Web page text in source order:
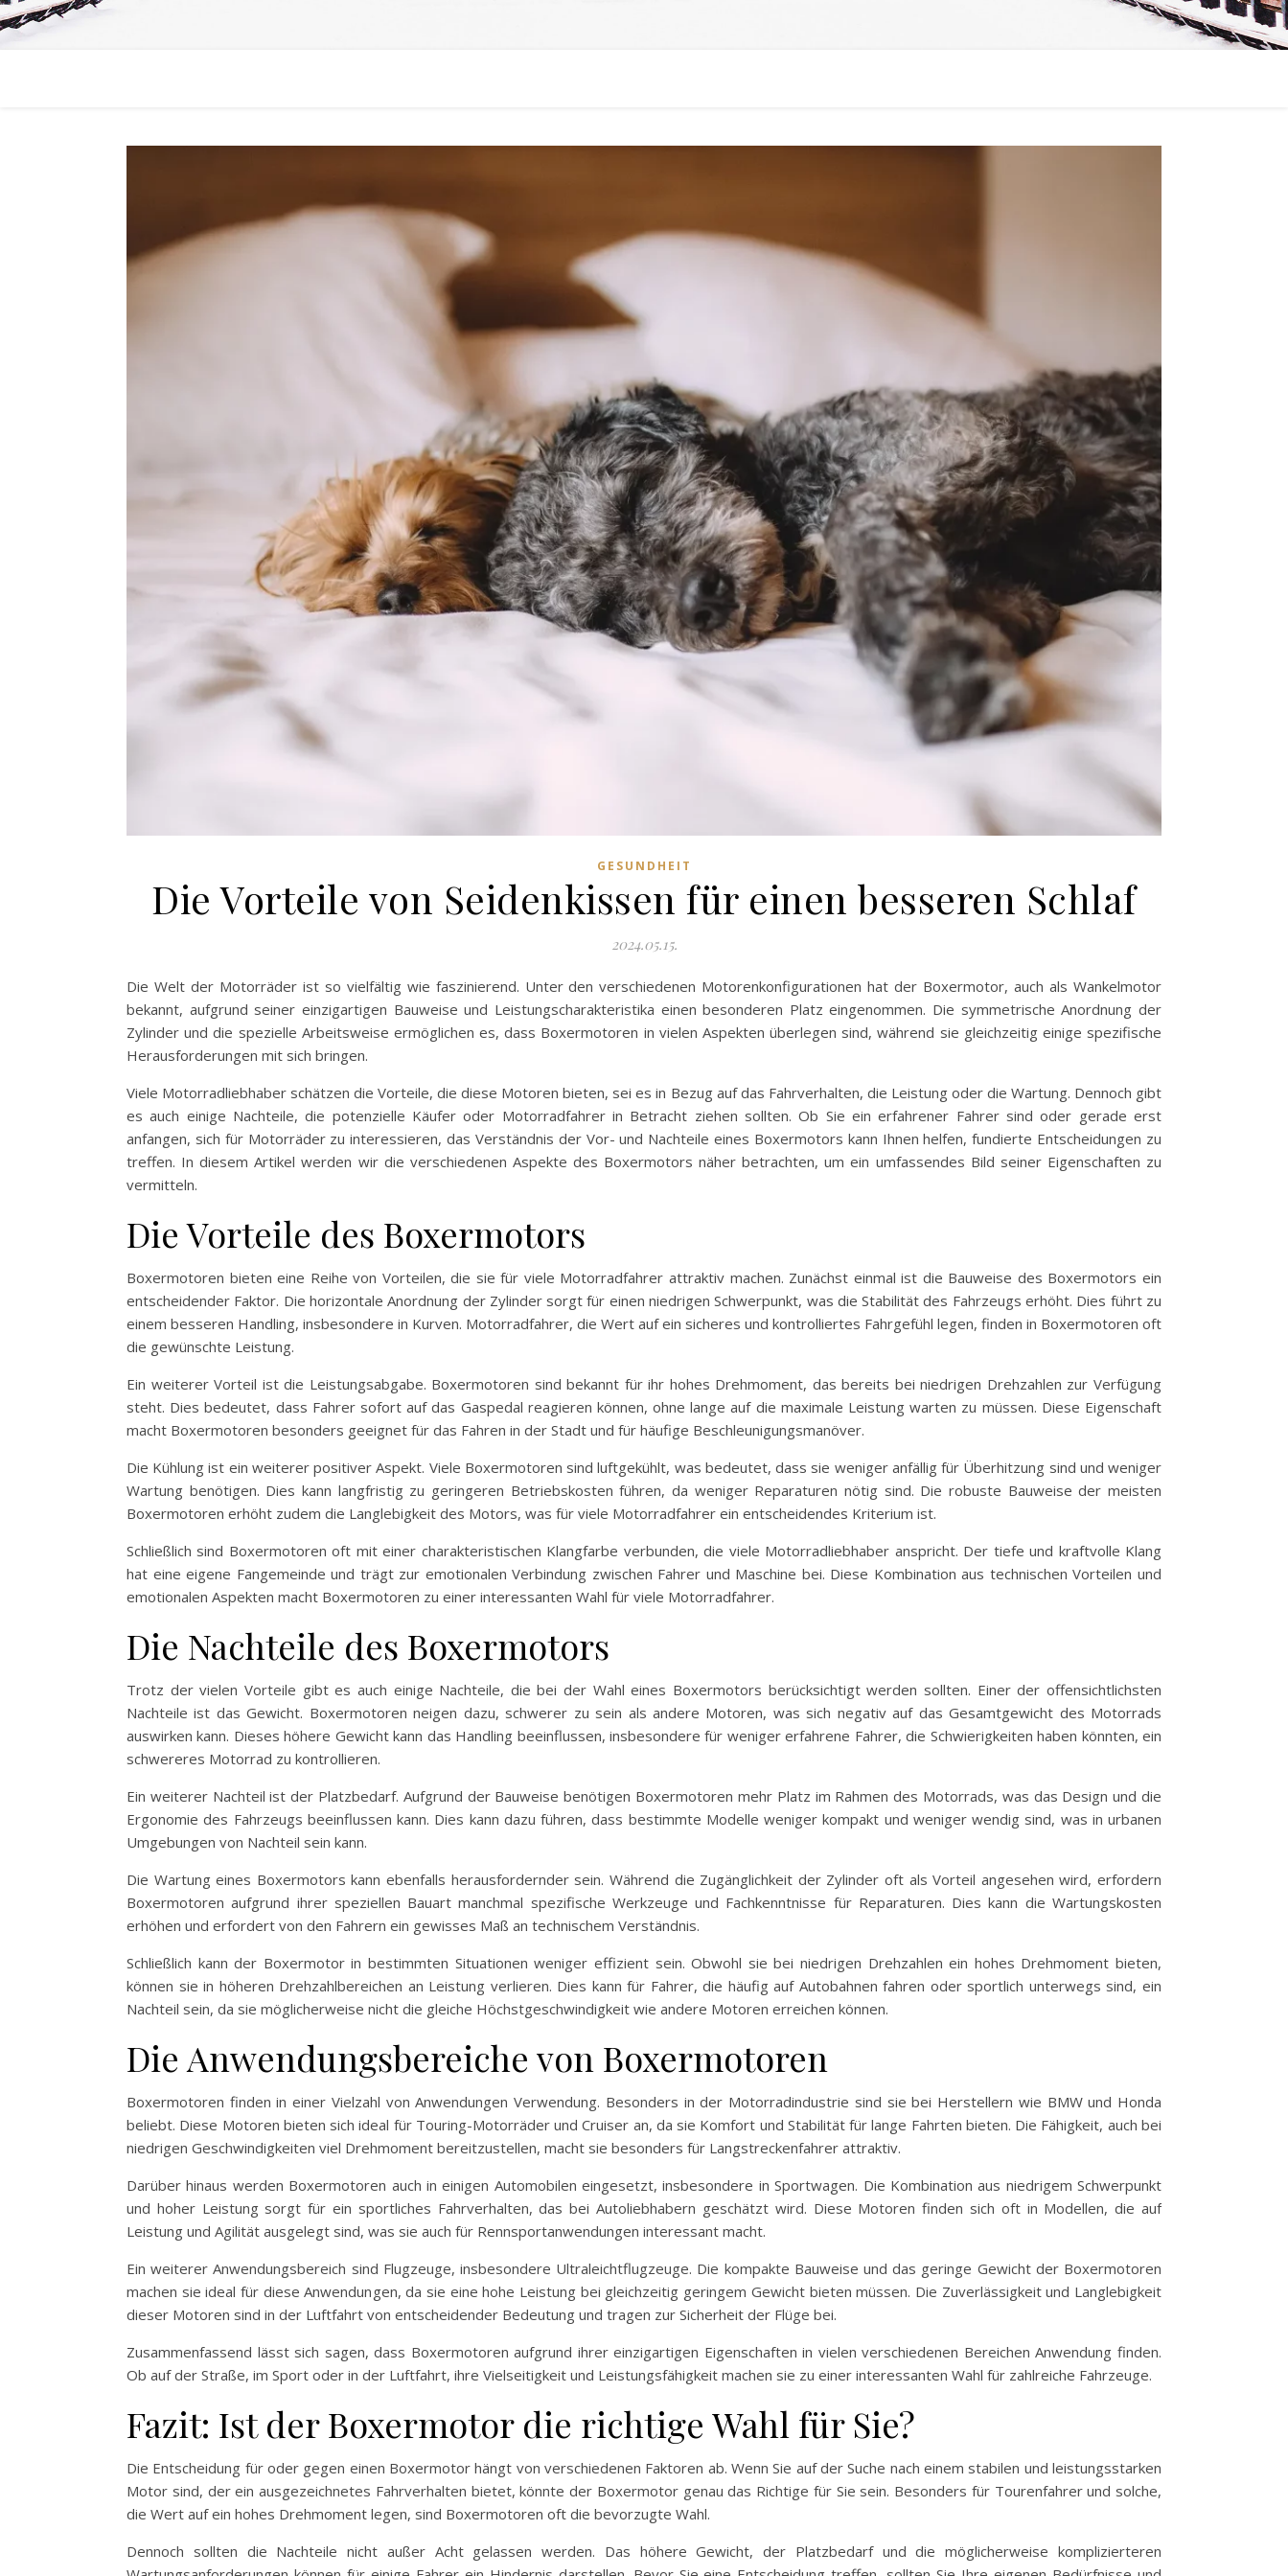
GESUNDHEIT
Die Vorteile von Seidenkissen für einen besseren Schlaf
2024.05.15.
Die Welt der Motorräder ist so vielfältig wie faszinierend. Unter den verschiedenen Motorenkonfigurationen hat der Boxermotor, auch als Wankelmotor
bekannt, aufgrund seiner einzigartigen Bauweise und Leistungscharakteristika einen besonderen Platz eingenommen. Die symmetrische Anordnung der
Zylinder und die spezielle Arbeitsweise ermöglichen es, dass Boxermotoren in vielen Aspekten überlegen sind, während sie gleichzeitig einige spezifische
Herausforderungen mit sich bringen.
Viele Motorradliebhaber schätzen die Vorteile, die diese Motoren bieten, sei es in Bezug auf das Fahrverhalten, die Leistung oder die Wartung. Dennoch gibt
es auch einige Nachteile, die potenzielle Käufer oder Motorradfahrer in Betracht ziehen sollten. Ob Sie ein erfahrener Fahrer sind oder gerade erst
anfangen, sich für Motorräder zu interessieren, das Verständnis der Vor- und Nachteile eines Boxermotors kann Ihnen helfen, fundierte Entscheidungen zu
treffen. In diesem Artikel werden wir die verschiedenen Aspekte des Boxermotors näher betrachten, um ein umfassendes Bild seiner Eigenschaften zu
vermitteln.
Die Vorteile des Boxermotors
Boxermotoren bieten eine Reihe von Vorteilen, die sie für viele Motorradfahrer attraktiv machen. Zunächst einmal ist die Bauweise des Boxermotors ein
entscheidender Faktor. Die horizontale Anordnung der Zylinder sorgt für einen niedrigen Schwerpunkt, was die Stabilität des Fahrzeugs erhöht. Dies führt zu
einem besseren Handling, insbesondere in Kurven. Motorradfahrer, die Wert auf ein sicheres und kontrolliertes Fahrgefühl legen, finden in Boxermotoren oft
die gewünschte Leistung.
Ein weiterer Vorteil ist die Leistungsabgabe. Boxermotoren sind bekannt für ihr hohes Drehmoment, das bereits bei niedrigen Drehzahlen zur Verfügung
steht. Dies bedeutet, dass Fahrer sofort auf das Gaspedal reagieren können, ohne lange auf die maximale Leistung warten zu müssen. Diese Eigenschaft
macht Boxermotoren besonders geeignet für das Fahren in der Stadt und für häufige Beschleunigungsmanöver.
Die Kühlung ist ein weiterer positiver Aspekt. Viele Boxermotoren sind luftgekühlt, was bedeutet, dass sie weniger anfällig für Überhitzung sind und weniger
Wartung benötigen. Dies kann langfristig zu geringeren Betriebskosten führen, da weniger Reparaturen nötig sind. Die robuste Bauweise der meisten
Boxermotoren erhöht zudem die Langlebigkeit des Motors, was für viele Motorradfahrer ein entscheidendes Kriterium ist.
Schließlich sind Boxermotoren oft mit einer charakteristischen Klangfarbe verbunden, die viele Motorradliebhaber anspricht. Der tiefe und kraftvolle Klang
hat eine eigene Fangemeinde und trägt zur emotionalen Verbindung zwischen Fahrer und Maschine bei. Diese Kombination aus technischen Vorteilen und
emotionalen Aspekten macht Boxermotoren zu einer interessanten Wahl für viele Motorradfahrer.
Die Nachteile des Boxermotors
Trotz der vielen Vorteile gibt es auch einige Nachteile, die bei der Wahl eines Boxermotors berücksichtigt werden sollten. Einer der offensichtlichsten
Nachteile ist das Gewicht. Boxermotoren neigen dazu, schwerer zu sein als andere Motoren, was sich negativ auf das Gesamtgewicht des Motorrads
auswirken kann. Dieses höhere Gewicht kann das Handling beeinflussen, insbesondere für weniger erfahrene Fahrer, die Schwierigkeiten haben könnten, ein
schwereres Motorrad zu kontrollieren.
Ein weiterer Nachteil ist der Platzbedarf. Aufgrund der Bauweise benötigen Boxermotoren mehr Platz im Rahmen des Motorrads, was das Design und die
Ergonomie des Fahrzeugs beeinflussen kann. Dies kann dazu führen, dass bestimmte Modelle weniger kompakt und weniger wendig sind, was in urbanen
Umgebungen von Nachteil sein kann.
Die Wartung eines Boxermotors kann ebenfalls herausfordernder sein. Während die Zugänglichkeit der Zylinder oft als Vorteil angesehen wird, erfordern
Boxermotoren aufgrund ihrer speziellen Bauart manchmal spezifische Werkzeuge und Fachkenntnisse für Reparaturen. Dies kann die Wartungskosten
erhöhen und erfordert von den Fahrern ein gewisses Maß an technischem Verständnis.
Schließlich kann der Boxermotor in bestimmten Situationen weniger effizient sein. Obwohl sie bei niedrigen Drehzahlen ein hohes Drehmoment bieten,
können sie in höheren Drehzahlbereichen an Leistung verlieren. Dies kann für Fahrer, die häufig auf Autobahnen fahren oder sportlich unterwegs sind, ein
Nachteil sein, da sie möglicherweise nicht die gleiche Höchstgeschwindigkeit wie andere Motoren erreichen können.
Die Anwendungsbereiche von Boxermotoren
Boxermotoren finden in einer Vielzahl von Anwendungen Verwendung. Besonders in der Motorradindustrie sind sie bei Herstellern wie BMW und Honda
beliebt. Diese Motoren bieten sich ideal für Touring-Motorräder und Cruiser an, da sie Komfort und Stabilität für lange Fahrten bieten. Die Fähigkeit, auch bei
niedrigen Geschwindigkeiten viel Drehmoment bereitzustellen, macht sie besonders für Langstreckenfahrer attraktiv.
Darüber hinaus werden Boxermotoren auch in einigen Automobilen eingesetzt, insbesondere in Sportwagen. Die Kombination aus niedrigem Schwerpunkt
und hoher Leistung sorgt für ein sportliches Fahrverhalten, das bei Autoliebhabern geschätzt wird. Diese Motoren finden sich oft in Modellen, die auf
Leistung und Agilität ausgelegt sind, was sie auch für Rennsportanwendungen interessant macht.
Ein weiterer Anwendungsbereich sind Flugzeuge, insbesondere Ultraleichtflugzeuge. Die kompakte Bauweise und das geringe Gewicht der Boxermotoren
machen sie ideal für diese Anwendungen, da sie eine hohe Leistung bei gleichzeitig geringem Gewicht bieten müssen. Die Zuverlässigkeit und Langlebigkeit
dieser Motoren sind in der Luftfahrt von entscheidender Bedeutung und tragen zur Sicherheit der Flüge bei.
Zusammenfassend lässt sich sagen, dass Boxermotoren aufgrund ihrer einzigartigen Eigenschaften in vielen verschiedenen Bereichen Anwendung finden.
Ob auf der Straße, im Sport oder in der Luftfahrt, ihre Vielseitigkeit und Leistungsfähigkeit machen sie zu einer interessanten Wahl für zahlreiche Fahrzeuge.
Fazit: Ist der Boxermotor die richtige Wahl für Sie?
Die Entscheidung für oder gegen einen Boxermotor hängt von verschiedenen Faktoren ab. Wenn Sie auf der Suche nach einem stabilen und leistungsstarken
Motor sind, der ein ausgezeichnetes Fahrverhalten bietet, könnte der Boxermotor genau das Richtige für Sie sein. Besonders für Tourenfahrer und solche,
die Wert auf ein hohes Drehmoment legen, sind Boxermotoren oft die bevorzugte Wahl.
Dennoch sollten die Nachteile nicht außer Acht gelassen werden. Das höhere Gewicht, der Platzbedarf und die möglicherweise komplizierteren